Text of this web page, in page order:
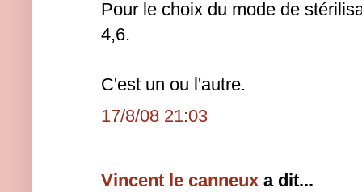
Pour le choix du mode de
4,6.
C'est un ou l'autre.
17/8/08 21:03
Vincent le canneux a dit...